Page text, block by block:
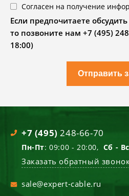
Согласен на получение
Если предпочитаете
то позвоните нам +7 (495)
18:00)
Отправить
+7 (495) 248-66-70
Пн-Пт: 09:00 - 20:00, Сб - Вс
Заказать обратный
sale@expert-cable.ru